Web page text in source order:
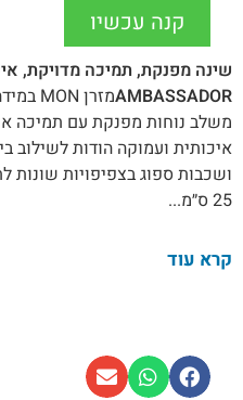
קנה עכשיו
שינה מפנקת, תמיכה מדויקת,
AMBASSADOR
משלב נוחות מפנקת עם תמיכה
איכותית ועמוקה הודות לשילוב
ושכבות ספוג בצפיפויות שונות
25 ס״מ...
קרא עוד